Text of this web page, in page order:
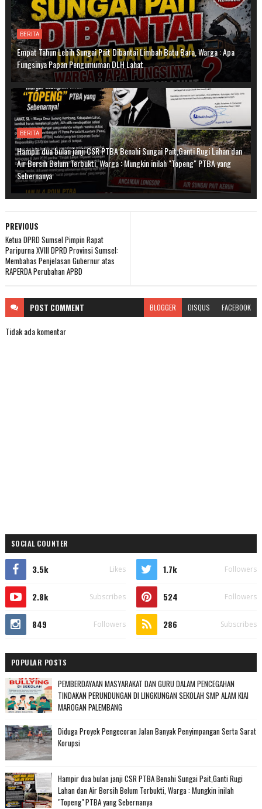
BERITA
Empat Tahun Lebih Sungai Pait Dibantai Limbah Batu Bara, Warga : Apa
Fungsinya Papan Pengumuman DLH Lahat
BERITA
Hampir dua bulan janji CSR PTBA Benahi Sungai Pait,Ganti Rugi Lahan dan
Air Bersih Belum Terbukti, Warga : Mungkin inilah "Topeng" PTBA yang
Sebernanya
PREVIOUS
Ketua DPRD Sumsel Pimpin Rapat
Paripurna XVIII DPRD Provinsi Sumsel:
Membahas Penjelasan Gubernur atas
RAPERDA Perubahan APBD
POST COMMENT BLOGGER DISQUS FACEBOOK
Tidak ada komentar
SOCIAL COUNTER
3.5k Likes 1.7k Followers
2.8k Subscribes 524 Followers
849 Followers 286 Subscribes
POPULAR POSTS
PEMBERDAYAAN MASYARAKAT DAN GURU DALAM PENCEGAHAN
TINDAKAN PERUNDUNGAN DI LINGKUNGAN SEKOLAH SMP ALAM KIAI
MAROGAN PALEMBANG
Diduga Proyek Pengecoran Jalan Banyak Penyimpangan Serta Sarat
Korupsi
Hampir dua bulan janji CSR PTBA Benahi Sungai Pait,Ganti Rugi
Lahan dan Air Bersih Belum Terbukti, Warga : Mungkin inilah
"Topeng" PTBA yang Sebernanya